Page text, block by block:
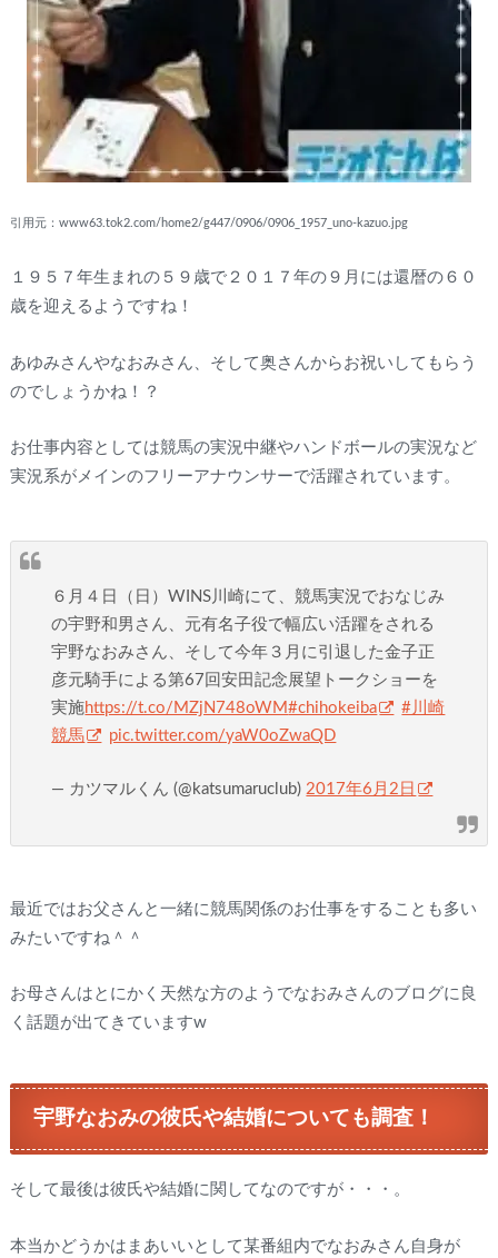
引用元：www63.tok2.com/home2/g447/0906/0906_1957_uno-kazuo.jpg
１９５７年生まれの５９歳で２０１７年の９月には還暦の６０
歳を迎えるようですね！
あゆみさんやなおみさん、そして奥さんからお祝いしてもらう
のでしょうかね！？
お仕事内容としては競馬の実況中継やハンドボールの実況など
実況系がメインのフリーアナウンサーで活躍されています。
６月４日（日）WINS川崎にて、競馬実況でおなじみ
の宇野和男さん、元有名子役で幅広い活躍をされる
宇野なおみさん、そして今年３月に引退した金子正
彦元騎手による第67回安田記念展望トークショーを
実施https://t.co/MZjN748oWM#chihokeiba
#川崎
競馬
pic.twitter.com/yaW0oZwaQD
— カツマルくん (@katsumaruclub)2017年6月2日
最近ではお父さんと一緒に競馬関係のお仕事をすることも多い
みたいですね＾＾
お母さんはとにかく天然な方のようでなおみさんのブログに良
く話題が出てきていますw
宇野なおみの彼氏や結婚についても調査！
そして最後は彼氏や結婚に関してなのですが・・・。
本当かどうかはまあいいとして某番組内でなおみさん自身が